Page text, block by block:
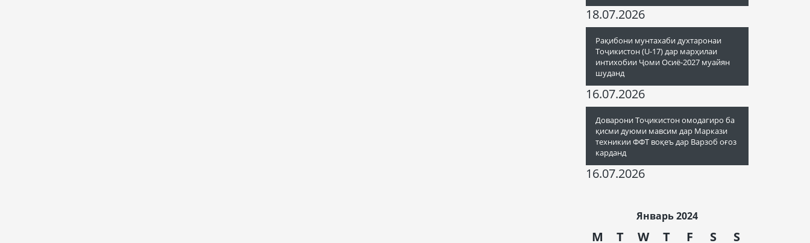
18.07.2026
Рақибони мунтахаби духтаронаи
Тоҷикистон (U-17) дар марҳилаи
интихобии Ҷоми Осиё-2027 муайян
шуданд
16.07.2026
Доварони Тоҷикистон омодагиро ба
қисми дуюми мавсим дар Маркази
техникии ФФТ воқеъ дар Варзоб оғоз
карданд
16.07.2026
Январь 2024
M T W T F S S